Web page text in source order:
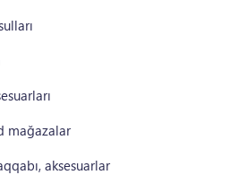
mağazalar
aksesuarlar